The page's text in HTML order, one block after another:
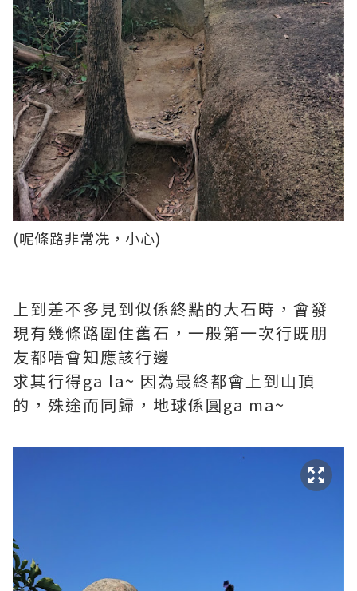
(呢條路非常冼，小心)
上到差不多見到似係終點的大石時，會發
現有幾條路圍住舊石，一般第一次行既朋
友都唔會知應該行邊
求其行得ga la~ 因為最終都會上到山頂
的，殊途而同歸，地球係圓ga ma~